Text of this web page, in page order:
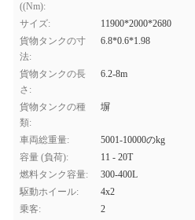
((Nm):
サイズ:
11900*2000*2680
貨物タンクの寸
法:
6.8*0.6*1.98
貨物タンクの長
さ:
6.2-8m
貨物タンクの種
類:
塀
車両総重量:
5001-10000のkg
容量 (負荷):
11 - 20T
燃料タンク容量:
300-400L
駆動ホイール:
4x2
乗客:
2